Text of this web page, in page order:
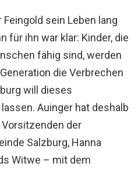
sein Leben lang
für ihn war klar: Kinder, die
fähig sind, werden
die Verbrechen
will dieses
Auinger hat deshalb
der
Salzburg, Hanna
Witwe – mit dem